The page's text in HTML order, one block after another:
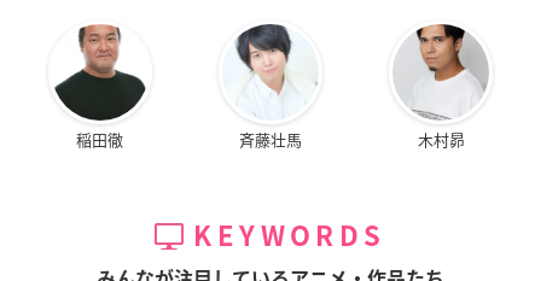
稲田徹 斉藤壮馬 木村昴
KEYWORDS